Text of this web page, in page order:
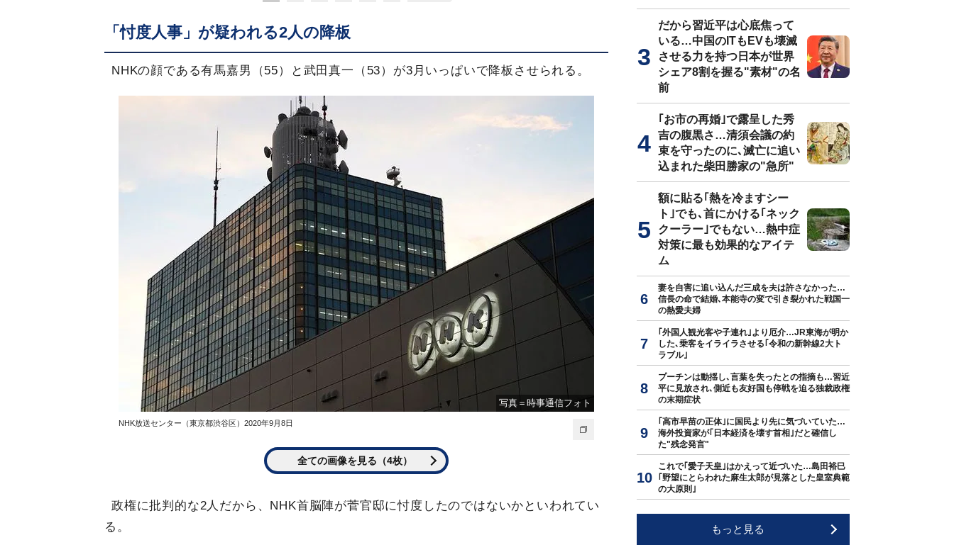
「忖度人事」が疑われる2人の降板
NHKの顔である有馬嘉男（55）と武田真一（53）が3月いっぱいで降板させられる。
写真＝時事通信フォト
NHK放送センター（東京都渋谷区）2020年9月8日
全ての画像を見る（4枚）
政権に批判的な2人だから、NHK首脳陣が菅官邸に忖度したのではないかといわれてい
る。
だから習近平は心底焦って
いる…中国のITもEVも壊滅
させる力を持つ日本が世界
シェア8割を握る"素材"の名
前
｢お市の再婚｣で露呈した秀
吉の腹黒さ…清須会議の約
束を守ったのに､滅亡に追い
込まれた柴田勝家の"急所"
額に貼る｢熱を冷ますシー
ト｣でも､首にかける｢ネック
クーラー｣でもない…熱中症
対策に最も効果的なアイテ
ム
妻を自害に追い込んだ三成を夫は許さなかった…
信長の命で結婚､本能寺の変で引き裂かれた戦国一
の熱愛夫婦
｢外国人観光客や子連れ｣より厄介…JR東海が明か
した､乗客をイライラさせる｢令和の新幹線2大ト
ラブル｣
プーチンは動揺し､言葉を失ったとの指摘も…習近
平に見放され､側近も友好国も停戦を迫る独裁政権
の末期症状
｢高市早苗の正体｣に国民より先に気づいていた…
海外投資家が｢日本経済を壊す首相｣だと確信し
た"残念発言"
これで｢愛子天皇｣はかえって近づいた…島田裕巳
｢野望にとらわれた麻生太郎が見落とした皇室典範
の大原則｣
もっと見る